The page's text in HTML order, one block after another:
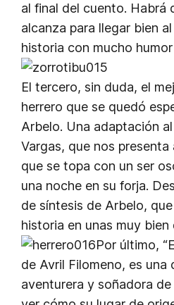
al final del cuento. Habrá
alcanza para llegar bien
historia con mucho
El tercero, sin duda, el
herrero que se quedó
Arbelo. Una adaptación
Vargas, que nos presenta
que se topa con un ser
una noche en su forja.
de síntesis de Arbelo,
historia en unas muy bien
Por último,
de Avril Filomeno, es una
aventurera y soñadora